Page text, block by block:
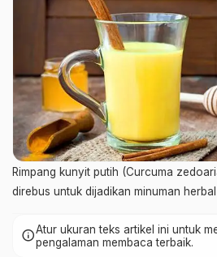
Rimpang kunyit putih (Curcuma
direbus untuk dijadikan minuman
infoAtur ukuran teks artikel ini untuk
pengalaman membaca terbaik.